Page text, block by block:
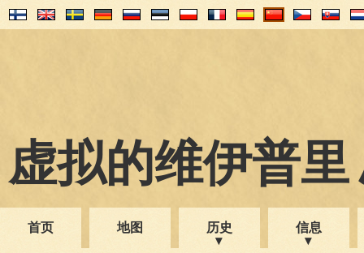
虚拟的维伊普里
首页 地图 历史 信息